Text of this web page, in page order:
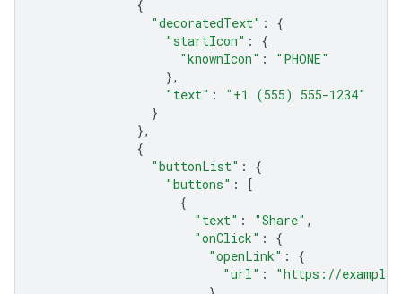
{
"decoratedText" :
{
"startIcon" :
{
"knownIcon" :
"PHONE"
},
"text" :
"+1 (555) 555-1234"
}
},
{
"buttonList" :
{
"buttons" :
[
{
"text" : "Share" ,
"onClick" :
{
"openLink" :
{
"url" :
"https://